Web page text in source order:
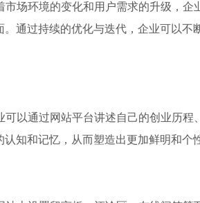
场环境的变化和用户需求的升级，
通过持续的优化与迭代，企业可以不
以通过网站平台讲述自己的创业历
知和记忆，从而塑造出更加鲜明和个